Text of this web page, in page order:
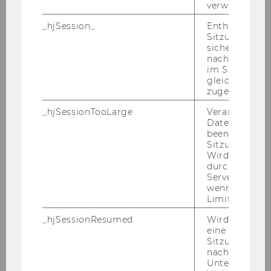
Or­ga­ni­sa­tio­nen. In Ge­sprä­chen mit Ex­
pert:innen aus Wis­sen­schaft und Pra­xis wer­
den The­men wie Good Go­ver­nan­ce, die Rolle
von Fund­rai­sing und Spen­den, Con­trol­ling in
NPOs oder das Fi­nanz­ma­nage­ment als „Kö­
nigs­dis­zi­plin“ in NPOs be­leuch­tet. Die Epi­so­
den ver­mit­teln pra­xis­na­he Ein­bli­cke, und
geben Tipps zur Ver­mei­dung fi­nan­zi­el­ler Vul­
https://www.wu.ac.at/sesi/res­
sour­cen/sec-​podcast/schwerpunkt-​finanzielle-
verwendet
_hjSession_
Enthält die
sicher, dass
im
gleichen
zugeordnet
_hjSessionTooLarge
Veranlasst
beenden,
Sitzung zu
Wird
durch ein
Servers
wenn die
Limit
_hjSessionResumed
Wird gesetzt,
eine
Sitzung/
nach einer